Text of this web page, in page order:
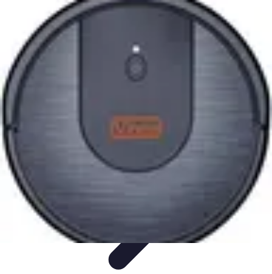
Compra Elettro
ClimatizzazioneRisparmio Energetico
Guida
all'AcquistoSostenibilità
Compra Elettro